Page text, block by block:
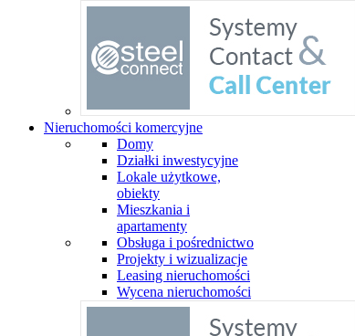
Nieruchomości komercyjne
Domy
Działki inwestycyjne
Lokale użytkowe,
obiekty
Mieszkania i
apartamenty
Obsługa i pośrednictwo
Projekty i wizualizacje
Leasing nieruchomości
Wycena nieruchomości